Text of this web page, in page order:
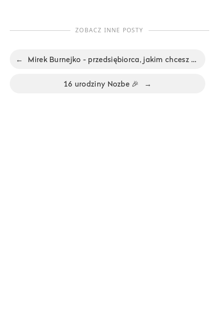
ZOBACZ INNE POSTY
← Mirek Burnejko - przedsiębiorca, jakim chcesz być. Nie Ma Biura odc. 51
16 urodziny Nozbe 🎉 →